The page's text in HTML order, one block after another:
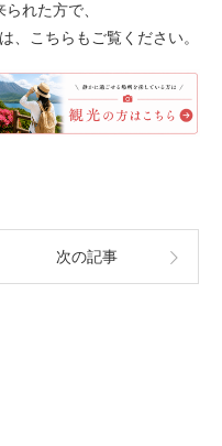
れた方で、
、こちらもご覧ください。
次の記事